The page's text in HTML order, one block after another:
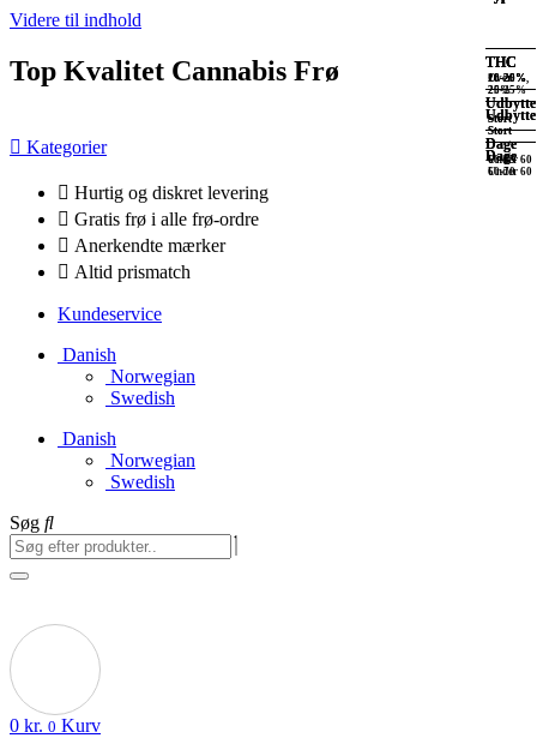
Videre til indhold
Top Kvalitet Cannabis Frø
Kategorier
Hurtig og diskret levering
Gratis frø i alle frø-ordre
Anerkendte mærker
Altid prismatch
Kundeservice
Danish
Norwegian
Swedish
Danish
Norwegian
Swedish
Søg
0 kr. 0 Kurv
THC
Over
25%
Udbytte
Stort
Dage
Under 60
THC
20-25%
Udbytte
Stort
Dage
Under 60
THC
10-20%
Udbytte
Stort
Dage
60-65
THC
10-20%,
20-25%
Udbytte
Stort
Dage
60-70